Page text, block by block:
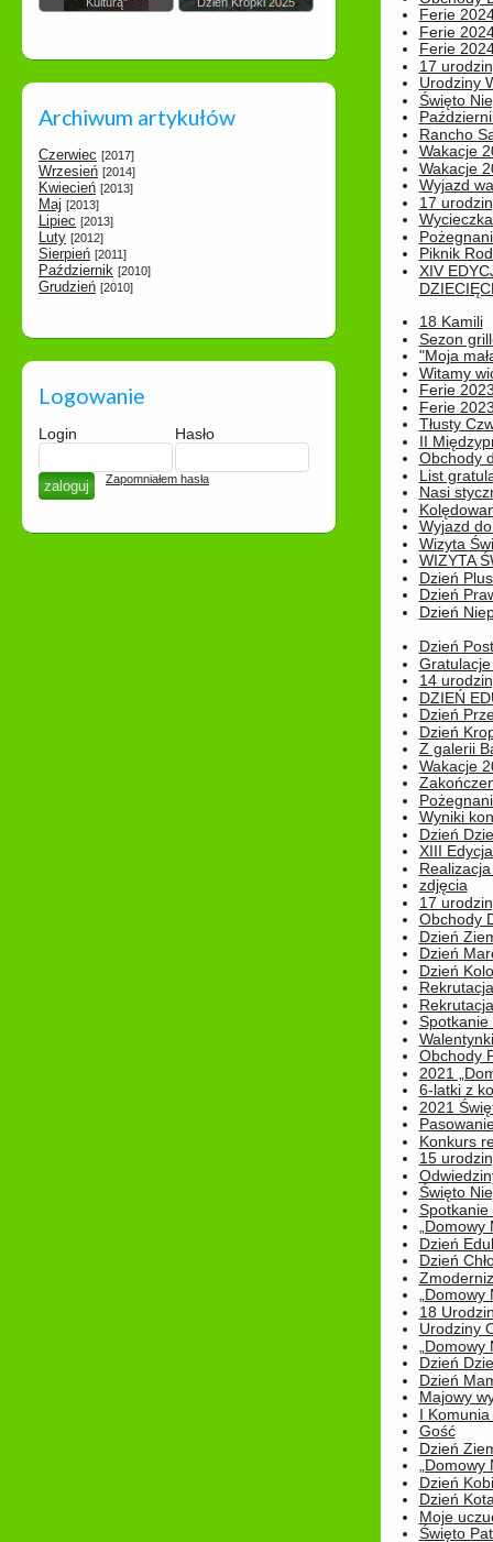
Archiwum artykułów
Czerwiec [2017]
Wrzesień [2014]
Kwiecień [2013]
Maj [2013]
Lipiec [2013]
Luty [2012]
Sierpień [2011]
Październik [2010]
Grudzień [2010]
Logowanie
Login Hasło
Zapomniałem hasła
Ferie
Ferie
Ferie
17
Urodziny
Święto
Rancho
Wakacje
Wakacje
Wyjazd
17
Piknik
XIV
18 Kamili
Sezon
"Moja
Witamy
Ferie
Ferie
Tłusty
II
Obchody
List
Nasi
Wyjazd
Wizyta
WIZYTA
Dzień
Dzień
Dzień
Dzień
14
DZIEŃ
Dzień
Dzień
Z galerii
Wakacje
Wyniki
Dzień
XIII
zdjęcia
17
Obchody
Dzień
Dzień
Dzień
Rekrutacja
Spotkanie
Obchody
2021
6-latki z
2021
Konkurs
15
Święto
Spotkanie
Dzień
Dzień
18
Urodziny
Dzień
Dzień
Majowy
I
Gość
Dzień
Dzień
Dzień
Moje
Święto